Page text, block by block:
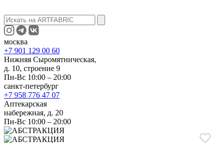
москва
+7 901 129 00 60
Нижняя Сыромятническая,
д. 10, строение 9
Пн-Вс 10:00 – 20:00
санкт-петербург
+7 958 776 47 07
Аптекарская
набережная, д. 20
Пн-Вс 10:00 – 20:00